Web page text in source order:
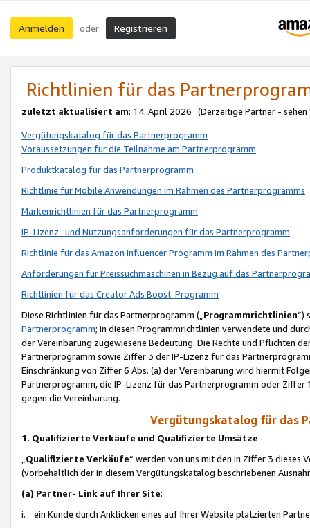
Anmelden oder Registrieren
Richtlinien für das
zuletzt aktualisiert am: 14. April 2026 (Derzeitige Partner - sehen
Vergütungskatalog für das Partnerprogramm
Voraussetzungen für die Teilnahme am Partnerprogramm
Produktkatalog für das Partnerprogramm
Richtlinie für Mobile Anwendungen im Rahmen des Partnerprogramms
Markenrichtlinien für das Partnerprogramm
IP-Lizenz- und Nutzungsanforderungen für das Partnerprogramm
Richtlinie für das Amazon Influencer Programm im Rahmen des
Anforderungen für Preissuchmaschinen in Bezug auf das
Richtlinien für das Creator Ads Boost-Programm
Diese Richtlinien für das Partnerprogramm („Programmrichtlinien“)
Partnerprogramm; in diesen Programmrichtlinien verwendete und
der Vereinbarung zugewiesene Bedeutung. Die Rechte und Pflichten
Partnerprogramm sowie Ziffer 3 der IP-Lizenz für das
Einschränkung von Ziffer 6 Abs. (a) der Vereinbarung wird hiermit
Partnerprogramm, die IP-Lizenz für das Partnerprogramm oder
gegen die Vereinbarung.
Vergütungskatalog für das
1. Qualifizierte Verkäufe und Qualifizierte Umsätze
Qualifizierte Verkäufe“ werden von uns mit den in Ziffer 3
(vorbehaltlich der in diesem Vergütungskatalog beschriebenen
(a) Partner- Link auf Ihrer Site:
i. ein Kunde durch Anklicken eines auf Ihrer Website platzierten